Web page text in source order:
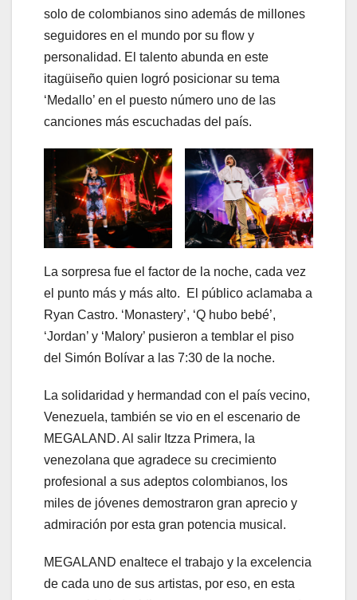
solo de colombianos sino además de millones
seguidores en el mundo por su flow y
personalidad. El talento abunda en este
itagüiseño quien logró posicionar su tema
‘Medallo’ en el puesto número uno de las
canciones más escuchadas del país.
La sorpresa fue el factor de la noche, cada vez
el punto más y más alto. El público aclamaba a
Ryan Castro. ‘Monastery’, ‘Q hubo bebé’,
‘Jordan’ y ‘Malory’ pusieron a temblar el piso
del Simón Bolívar a las 7:30 de la noche.
La solidaridad y hermandad con el país vecino,
Venezuela, también se vio en el escenario de
MEGALAND. Al salir Itzza Primera, la
venezolana que agradece su crecimiento
profesional a sus adeptos colombianos, los
miles de jóvenes demostraron gran aprecio y
admiración por esta gran potencia musical.
MEGALAND enaltece el trabajo y la excelencia
de cada uno de sus artistas, por eso, en esta